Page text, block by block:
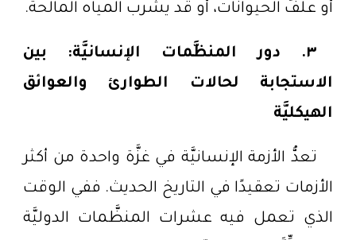
أو علفَ الحيوانات، أو قد يشرب المياه المالحة.
٣. دور المنظَّمات الإنسانيَّة: بين
الاستجابة لحالات الطوارئ والعوائق
الهيكليَّة
تعدُّ الأزمة الإنسانيَّة في غزَّة واحدة من أكثر
الأزمات تعقيدًا في التاريخ الحديث. ففي الوقت
الذي تعمل فيه عشرات المنظَّمات الدوليَّة